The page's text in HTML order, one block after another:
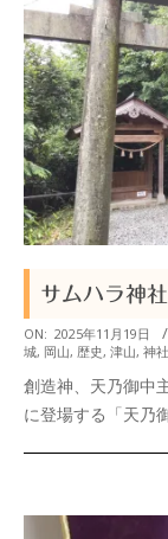
サムハラ神
2025-
11-
19
ON: 2025年11月19日
城, 岡山, 歴史, 津山, 神社
創造神、天乃御中
に登場する「天乃